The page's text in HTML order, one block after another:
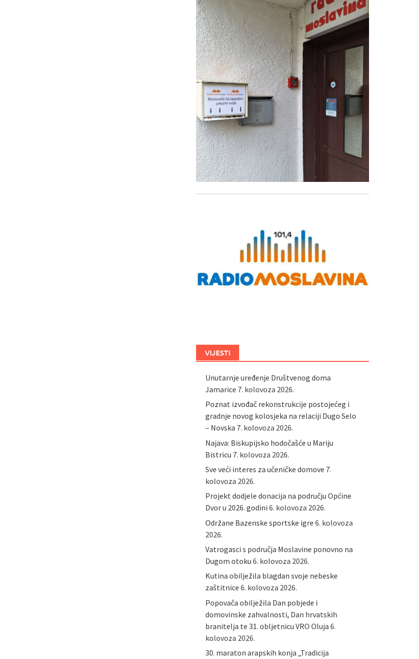
VIJESTI
Unutarnje uređenje Društvenog doma
Jamarice 7. kolovoza 2026.
Poznat izvođač rekonstrukcije postojećeg i
gradnje novog kolosjeka na relaciji Dugo Selo
– Novska 7. kolovoza 2026.
Najava: Biskupijsko hodočašće u Mariju
Bistricu 7. kolovoza 2026.
Sve veći interes za učeničke domove 7.
kolovoza 2026.
Projekt dodjele donacija na području Općine
Dvor u 2026. godini 6. kolovoza 2026.
Održane Bazenske sportske igre 6. kolovoza
2026.
Vatrogasci s područja Moslavine ponovno na
Dugom otoku 6. kolovoza 2026.
Kutina obilježila blagdan svoje nebeske
zaštitnice 6. kolovoza 2026.
Popovača obilježila Dan pobjede i
domovinske zahvalnosti, Dan hrvatskih
branitelja te 31. obljetnicu VRO Oluja 6.
kolovoza 2026.
30. maraton arapskih konja „Tradicija